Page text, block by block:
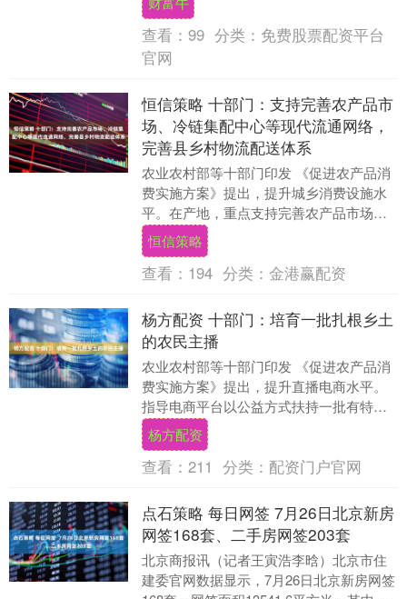
录（简称“....
查看： 99 分类： 免费股票配资平台
官网
恒信策略 十部门：支持完善农产品市
场、冷链集配中心等现代流通网络，
完善县乡村物流配送体系
农业农村部等十部门印发 《促进农产品消
费实施方案》提出，提升城乡消费设施水
平。在产地，重点支持完善农产品市场、
冷链集配中心等现代流通网络，提升区域
性预冷烘干、贮....
恒信策略
查看： 194 分类： 金港赢配资
杨方配资 十部门：培育一批扎根乡土
的农民主播
农业农村部等十部门印发 《促进农产品消
费实施方案》提出，提升直播电商水平。
指导电商平台以公益方式扶持一批有特色
有潜力的乡村，培育一批扎根乡土的农民
主播。引导电商....
杨方配资
查看： 211 分类： 配资门户官网
点石策略 每日网签 7月26日北京新房
网签168套、二手房网签203套
北京商报讯（记者王寅浩李晗）北京市住
建委官网数据显示，7月26日北京新房网签